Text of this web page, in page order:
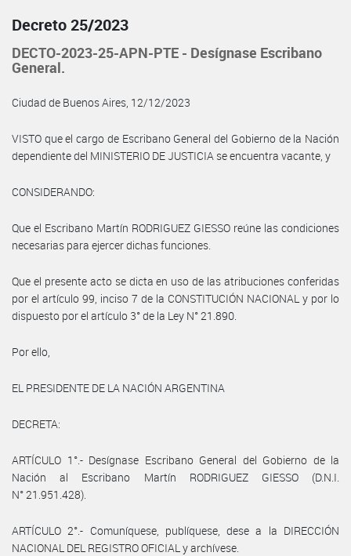
Decreto 25/2023
DECTO-2023-25-APN-PTE - Desígnase Escribano
General.
Ciudad de Buenos Aires, 12/12/2023
VISTO que el cargo de Escribano General del Gobierno de la Nación
dependiente del MINISTERIO DE JUSTICIA se encuentra vacante, y
CONSIDERANDO:
Que el Escribano Martín RODRIGUEZ GIESSO reúne las condiciones
necesarias para ejercer dichas funciones.
Que el presente acto se dicta en uso de las atribuciones conferidas
por el artículo 99, inciso 7 de la CONSTITUCIÓN NACIONAL y por lo
dispuesto por el artículo 3° de la Ley N° 21.890.
Por ello,
EL PRESIDENTE DE LA NACIÓN ARGENTINA
DECRETA:
ARTÍCULO 1°.- Desígnase Escribano General del Gobierno de la
Nación al Escribano Martín RODRIGUEZ GIESSO (D.N.I.
N° 21.951.428).
ARTÍCULO 2°.- Comuníquese, publíquese, dese a la DIRECCIÓN
NACIONAL DEL REGISTRO OFICIAL y archívese.